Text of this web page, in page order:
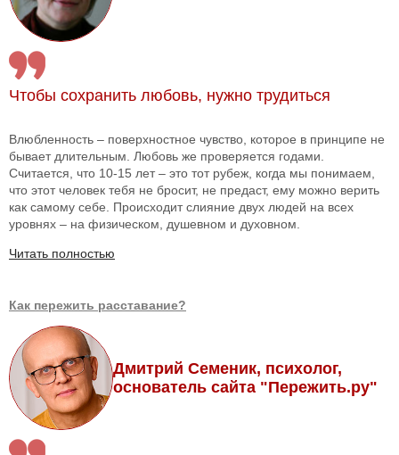
Чтобы сохранить любовь, нужно трудиться
Влюбленность – поверхностное чувство, которое в принципе не
бывает длительным. Любовь же проверяется годами.
Считается, что 10-15 лет – это тот рубеж, когда мы понимаем,
что этот человек тебя не бросит, не предаст, ему можно верить
как самому себе. Происходит слияние двух людей на всех
уровнях – на физическом, душевном и духовном.
Читать полностью
Как пережить расставание?
Дмитрий Семеник, психолог,
основатель сайта "Пережить.ру"